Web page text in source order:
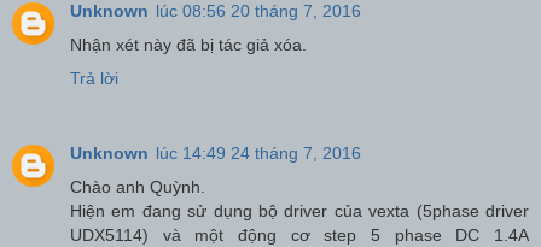
Unknown lúc 08:56 20 tháng 7, 2016
Nhận xét này đã bị tác giả xóa.
Trả lời
Unknown lúc 14:49 24 tháng 7, 2016
Chào anh Quỳnh.
Hiện em đang sử dụng bộ driver của vexta (5phase driver
UDX5114) và một động cơ step 5 phase DC 1.4A